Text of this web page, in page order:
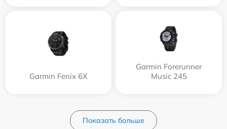
Garmin Fenix 6X
Garmin Forerunner
Music 245
Показать больше